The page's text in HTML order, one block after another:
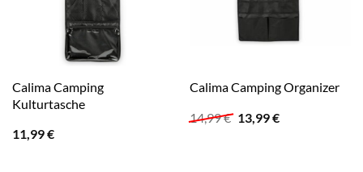
Calima Camping
Kulturtasche
11,99€
Calima Camping Organizer
14,99€ Ursprünglicher
Preis
13,99€Aktueller